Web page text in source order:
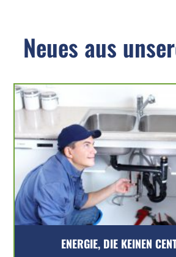
Neues aus
ENERGIE, DIE KEINEN